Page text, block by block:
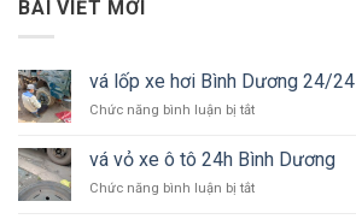
BÀI VIẾT MỚI
vá lốp xe hơi Bình Dương 24/24
Chức năng bình luận bị tắtở
lốp
xe
hơi
vá vỏ xe ô tô 24h Bình Dương
Chức năng bình luận bị tắtở